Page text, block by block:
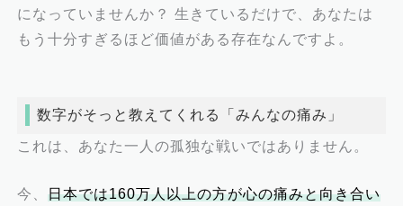
になっていませんか？ 生きているだけで、あなたは
もう十分すぎるほど価値がある存在なんですよ。
数字がそっと教えてくれる「みんなの痛み」
これは、あなた一人の孤独な戦いではありません。
今、 日本では160万人以上の方が心の痛みと向き合い